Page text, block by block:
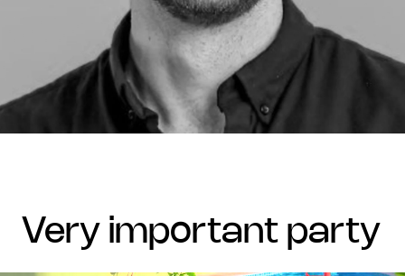
very important party